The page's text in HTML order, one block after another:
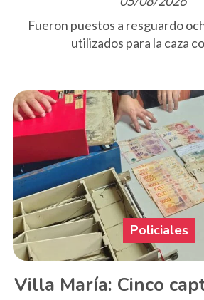
Fueron puestos a resguardo
utilizados para la caza
Villa María: Cinco
Policiales